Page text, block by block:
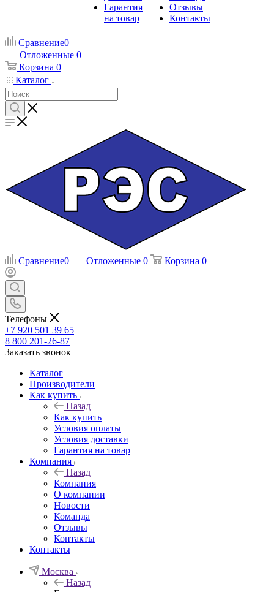
Гарантия
на товар
Отзывы
Контакты
Сравнение0
Отложенные 0
Корзина 0
Каталог
Сравнение0 Отложенные 0 Корзина 0
Телефоны
+7 920 501 39 65
8 800 201-26-87
Заказать звонок
Каталог
Производители
Как купить
Назад
Как купить
Условия оплаты
Условия доставки
Гарантия на товар
Компания
Назад
Компания
О компании
Новости
Команда
Отзывы
Контакты
Контакты
Москва
Назад